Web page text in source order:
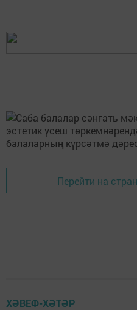
Перейти на
ХӘВЕФ-ХӘТӘР